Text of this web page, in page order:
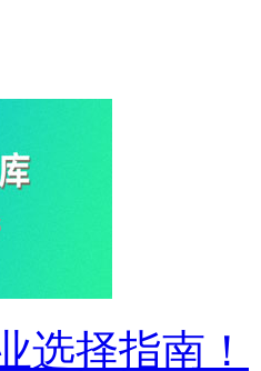
选择指南！